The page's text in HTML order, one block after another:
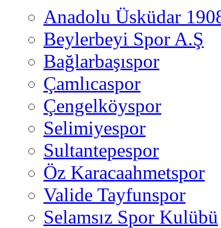
Anadolu Üsküdar
Beylerbeyi Spor A.Ş
Bağlarbaşıspor
Çamlıcaspor
Çengelköyspor
Selimiyespor
Sultantepespor
Öz Karacaahmetspor
Valide Tayfunspor
Selamsız Spor Kulübü